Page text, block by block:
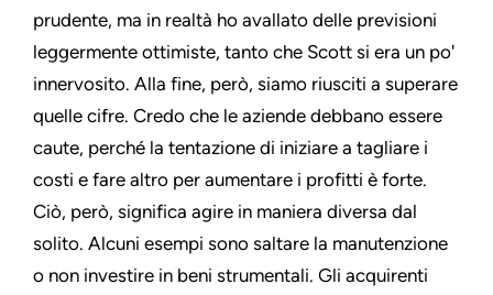
prudente, ma in realtà ho avallato delle previsioni
leggermente ottimiste, tanto che Scott si era un po'
innervosito. Alla fine, però, siamo riusciti a superare
quelle cifre. Credo che le aziende debbano essere
caute, perché la tentazione di iniziare a tagliare i
costi e fare altro per aumentare i profitti è forte.
Ciò, però, significa agire in maniera diversa dal
solito. Alcuni esempi sono saltare la manutenzione
o non investire in beni strumentali. Gli acquirenti